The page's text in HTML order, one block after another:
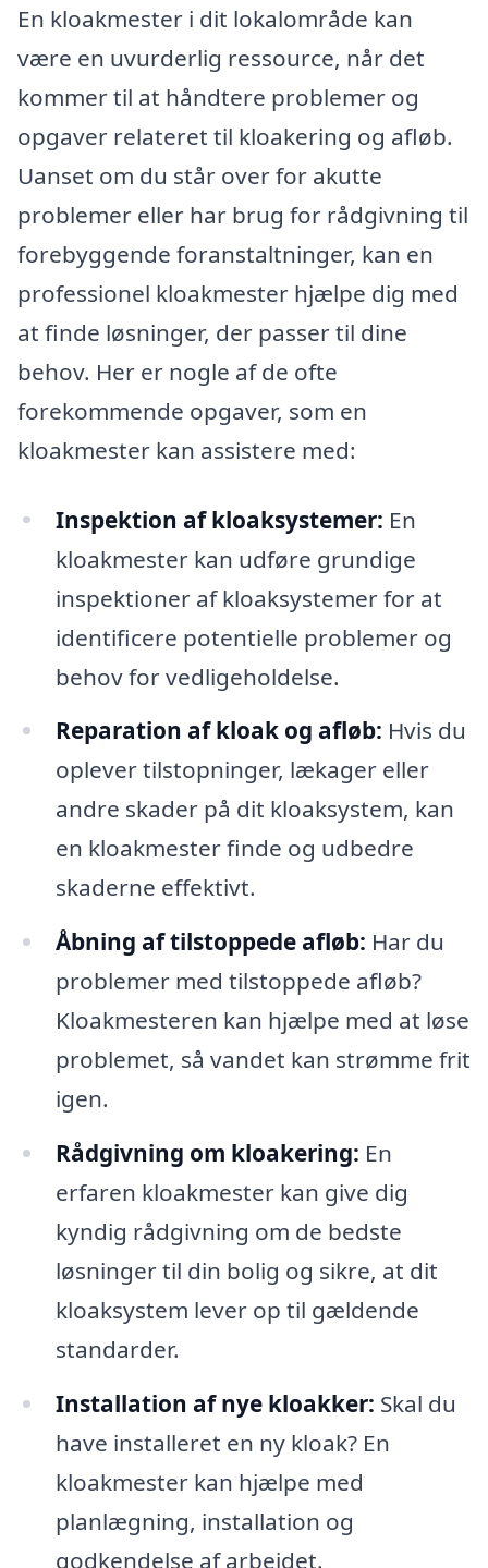
En kloakmester i dit lokalområde kan
være en uvurderlig ressource, når det
kommer til at håndtere problemer og
opgaver relateret til kloakering og afløb.
Uanset om du står over for akutte
problemer eller har brug for rådgivning til
forebyggende foranstaltninger, kan en
professionel kloakmester hjælpe dig med
at finde løsninger, der passer til dine
behov. Her er nogle af de ofte
forekommende opgaver, som en
kloakmester kan assistere med:
Inspektion af kloaksystemer: En
kloakmester kan udføre grundige
inspektioner af kloaksystemer for at
identificere potentielle problemer og
behov for vedligeholdelse.
Reparation af kloak og afløb: Hvis du
oplever tilstopninger, lækager eller
andre skader på dit kloaksystem, kan
en kloakmester finde og udbedre
skaderne effektivt.
Åbning af tilstoppede afløb: Har du
problemer med tilstoppede afløb?
Kloakmesteren kan hjælpe med at løse
problemet, så vandet kan strømme frit
igen.
Rådgivning om kloakering: En
erfaren kloakmester kan give dig
kyndig rådgivning om de bedste
løsninger til din bolig og sikre, at dit
kloaksystem lever op til gældende
standarder.
Installation af nye kloakker: Skal du
have installeret en ny kloak? En
kloakmester kan hjælpe med
planlægning, installation og
godkendelse af arbejdet.